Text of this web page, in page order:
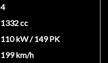
4
1332 cc
110 kW / 149 PK
199 km/h